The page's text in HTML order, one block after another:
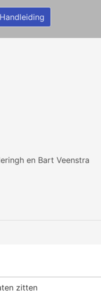
Handleiding
en Bart Veenstra
zitten